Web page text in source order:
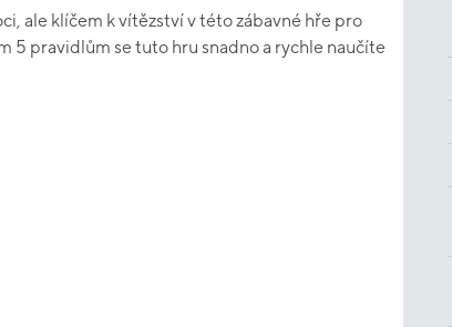
, ale klíčem kvítězstvívtétozábavné hře pro
5 pravidlům se tuto hru snadnoa rychle naučíte